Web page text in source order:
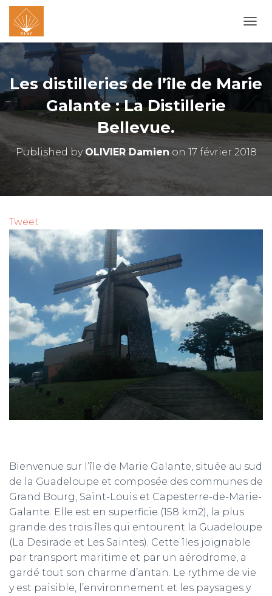
U
I
R
F
R
E
I
Les distilleries de l’île de Marie
Galante : La Distillerie
Bellevue.
Published byOLIVIER Damien on 17 février 2018
Tweet
Bienvenue sur l’île de Marie Galante, située au sud
de la Guadeloupe et composée des communes de
Grand Bourg, Saint-Louis et Capesterre-de-Marie-
Galante. Elle est en superficie (158 km2), la plus
grande des trois îles qui entourent la Guadeloupe
(La Desirade et Les Saintes). Cette îles joignable
par transport maritime et par un aérodrome, a
gardé tout son charme d’antan. Le rythme de vie
y est paisible, l’environnement et les paysages y